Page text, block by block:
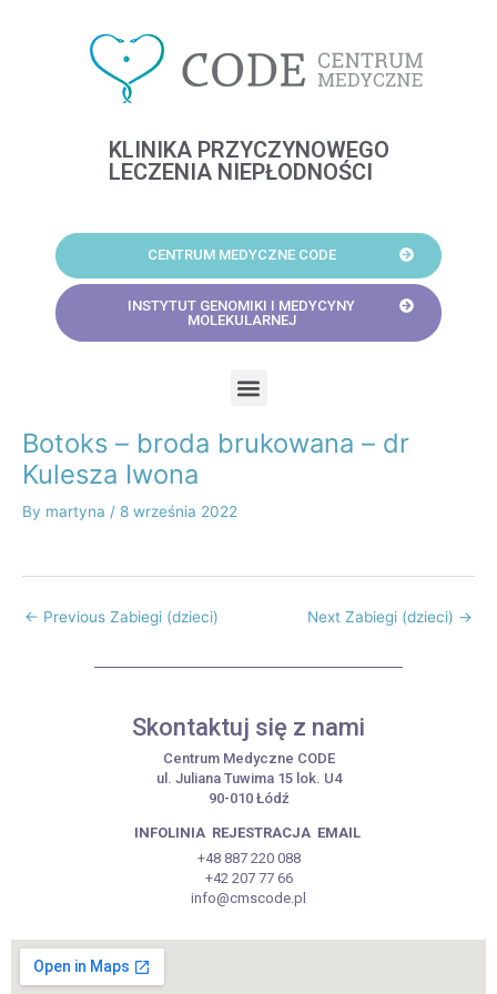
KLINIKA PRZYCZYNOWEGO
LECZENIA NIEPŁODNOŚCI
CENTRUM MEDYCZNE CODE
INSTYTUT GENOMIKI I MEDYCYNY
MOLEKULARNEJ
Botoks – broda brukowana – dr
Kulesza Iwona
By martyna / 8 września 2022
Post
navigation
← Previous Zabiegi (dzieci) Next Zabiegi (dzieci) →
Skontaktuj się z nami
Centrum Medyczne CODE
ul. Juliana Tuwima 15 lok. U4
90-010 Łódź
INFOLINIA REJESTRACJA EMAIL
+48 887 220 088
+42 207 77 66
info@cmscode.pl